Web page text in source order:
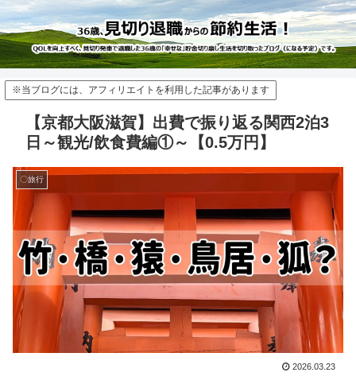
※当ブログには、アフィリエイトを利用した記事があります
【京都大阪滋賀】出費で振り返る関西2泊3
日～観光/飲食費編①～【0.5万円】
〇旅行
2026.03.23